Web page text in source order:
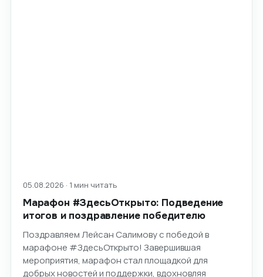
05.08.2026 · 1 мин читать
Марафон #ЗдесьОткрыто: Подведение
итогов и поздравление победителю
Поздравляем Лейсан Салимову с победой в
марафоне #ЗдесьОткрыто! Завершившая
мероприятия, марафон стал площадкой для
добрых новостей и поддержки, вдохновляя